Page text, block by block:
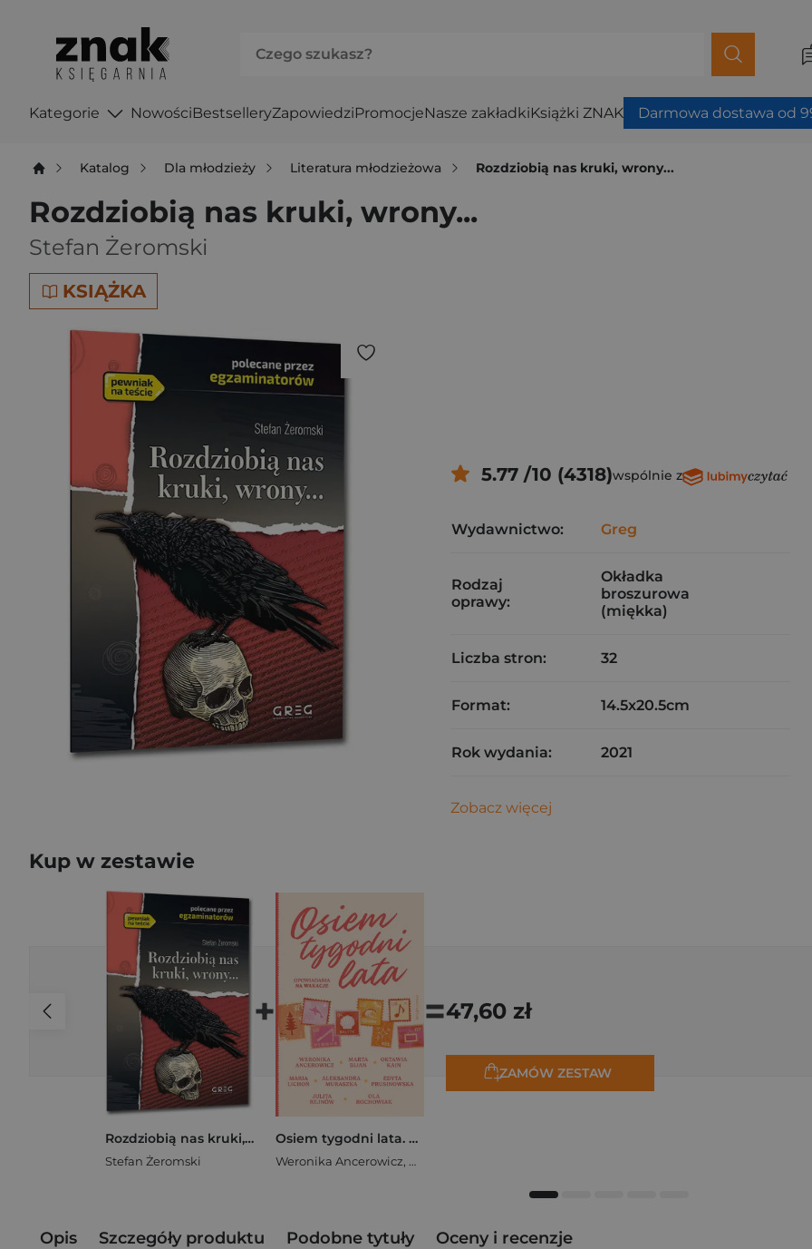
Kategorie NowościBestselleryZapowiedziPromocjeNasze zakładkiKsiążki ZNAK Darmowa dostawa od
Katalog Dla młodzieży Literatura młodzieżowa Rozdziobią nas kruki, wrony...
Rozdziobią nas kruki, wrony...
Stefan Żeromski
KSIĄŻKA
5.77 /10 (4318)wspólnie z
Wydawnictwo: Greg
Rodzaj
oprawy:
Okładka
broszurowa
(miękka)
Liczba stron: 32
Format: 14.5x20.5cm
Rok wydania: 2021
Zobacz więcej
Kup w zestawie
Rozdziobią nas kruki, wrony...
Stefan Żeromski
+
Osiem tygodni lata. Opowiadania na wakacje
Weronika Ancerowicz, Marta Bijan
=47,60 zł
ZAMÓW ZESTAW
Opis Szczegóły produktu Podobne tytuły Oceny i recenzje